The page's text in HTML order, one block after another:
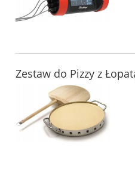
Zestaw do Pizzy z